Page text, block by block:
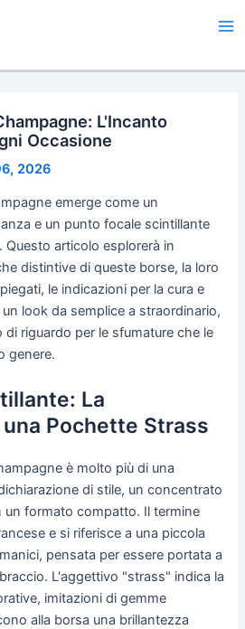
L'Incanto
Occasione
2026
emerge come un
e un punto focale scintillante
Questo articolo esplorerà in
distintive di queste borse, la loro
le indicazioni per la cura e
look da semplice a straordinario,
riguardo per le sfumature che le
genere.
La
Pochette Strass
è molto più di una
di stile, un concentrato
un formato compatto. Il termine
e si riferisce a una piccola
pensata per essere portata a
L'aggettivo "strass" indica la
imitazioni di gemme
alla borsa una brillantezza